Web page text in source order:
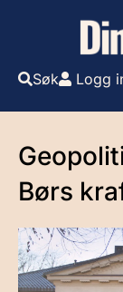
Søk Logg
Børs